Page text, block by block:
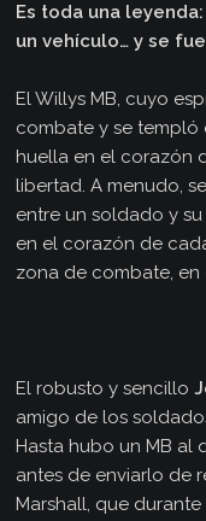
Es toda una
un vehículo… y se
El Willys MB, cuyo
combate y se
huella en el corazón
libertad. A menudo,
entre un soldado y su
en el corazón de
zona de combate,
El robusto y sencillo
amigo de los
Hasta hubo un MB al
antes de enviarlo de
Marshall, que